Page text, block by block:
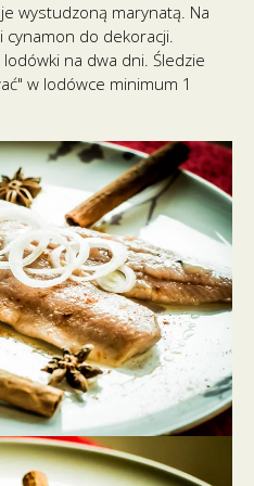
wystudzoną marynatą. Na
cynamon do dekoracji.
na dwa dni. Śledzie
w lodówce minimum 1